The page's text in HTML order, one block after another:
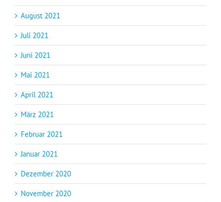
August 2021
Juli 2021
Juni 2021
Mai 2021
April 2021
März 2021
Februar 2021
Januar 2021
Dezember 2020
November 2020